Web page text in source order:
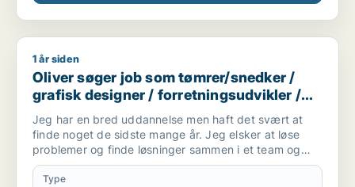
Oliver søger job som tømrer/snedker / grafisk designer /
1 år siden
Oliver søger job som tømrer/snedker /
grafisk designer / forretningsudvikler /
kreativ medarbejder / driftsleder
Jeg har en bred uddannelse men haft det svært at
finde noget de sidste mange år. Jeg elsker at løse
problemer og finde løsninger sammen i et team og
alene.
Jeg er akademisk men også hands on (ingeniør og
Type